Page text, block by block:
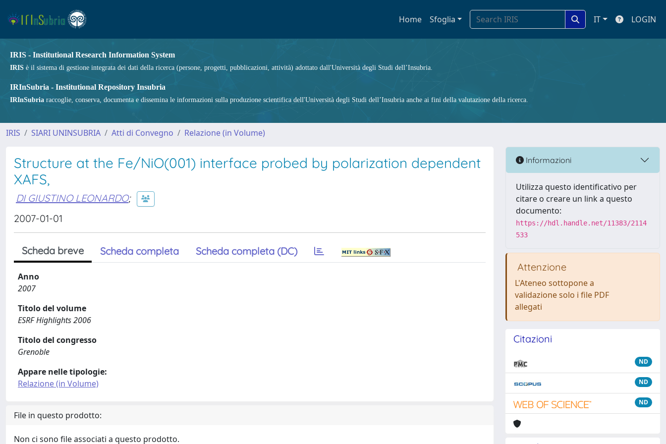
Home Sfoglia IT LOGIN
IRIS - Institutional Research Information System
IRIS è il sistema di gestione integrata dei dati della ricerca (persone, progetti, pubblicazioni, attività) adottato dall'Università degli Studi dell’Insubria.
IRInSubria - Institutional Repository Insubria
IRInSubria raccoglie, conserva, documenta e dissemina le informazioni sulla produzione scientifica dell'Università degli Studi dell’Insubria anche ai fini della valutazione della ricerca.
IRIS SIARI UNINSUBRIA Atti di Convegno Relazione (in Volume)
Structure at the Fe/NiO(001) interface probed by polarization dependent
XAFS,
DI GIUSTINO LEONARDO;
2007-01-01
Scheda breve Scheda completa Scheda completa (DC)
Anno
2007
Titolo del volume
ESRF Highlights 2006
Titolo del congresso
Grenoble
Appare nelle tipologie:
Relazione (in Volume)
File in questo prodotto:
Non ci sono file associati a questo prodotto.
Informazioni
Utilizza questo identificativo per
citare o creare un link a questo
documento:
https://hdl.handle.net/11383/2114
533
Attenzione
L'Ateneo sottopone a
validazione solo i file PDF
allegati
Citazioni
ND
ND
ND